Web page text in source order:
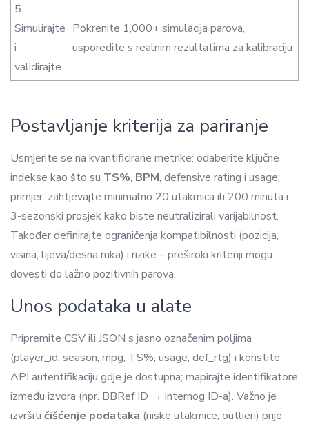
5.
Simulirajte
i
validirajte
Pokrenite 1,000+ simulacija parova,
usporedite s realnim rezultatima za kalibraciju
Postavljanje kriterija za pariranje
Usmjerite se na kvantificirane metrike: odaberite ključne
indekse kao što su TS%, BPM, defensive rating i usage;
primjer: zahtjevajte minimalno 20 utakmica ili 200 minuta i
3-sezonski prosjek kako biste neutralizirali varijabilnost.
Također definirajte ograničenja kompatibilnosti (pozicija,
visina, lijeva/desna ruka) i rizike – preširoki kriteriji mogu
dovesti do lažno pozitivnih parova.
Unos podataka u alate
Pripremite CSV ili JSON s jasno označenim poljima
(player_id, season, mpg, TS%, usage, def_rtg) i koristite
API autentifikaciju gdje je dostupna; mapirajte identifikatore
između izvora (npr. BBRef ID → internog ID-a). Važno je
izvršiti čišćenje podataka (niske utakmice, outlieri) prije